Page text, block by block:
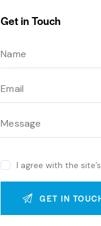
Get in Touch
I agree with the site’s